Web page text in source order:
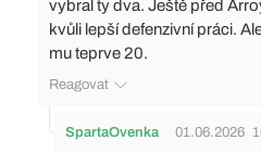
vybral ty dva. Ještě před
kvůli lepší defenzivní práci.
mu teprve 20.
Reagovat
SpartaOvenka 01.06.2026